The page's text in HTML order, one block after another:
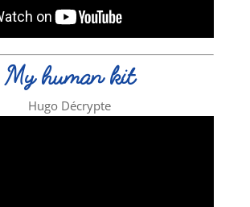
My human kit
Hugo Décrypte